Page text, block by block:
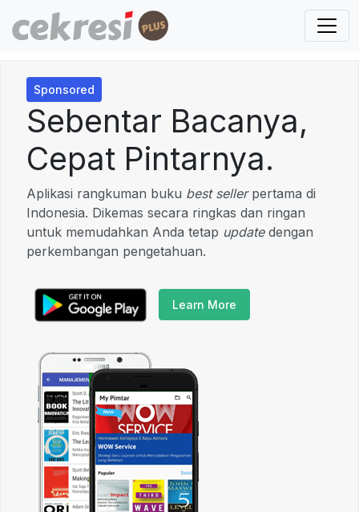
Sponsored
Sebentar Bacanya,
Cepat Pintarnya.
Aplikasi rangkuman buku best sellerpertama di
Indonesia. Dikemas secara ringkas dan ringan
untuk memudahkan Anda tetap updatedengan
perkembangan pengetahuan.
Learn More